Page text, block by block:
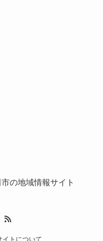
市の地域情報サイト
イトについて